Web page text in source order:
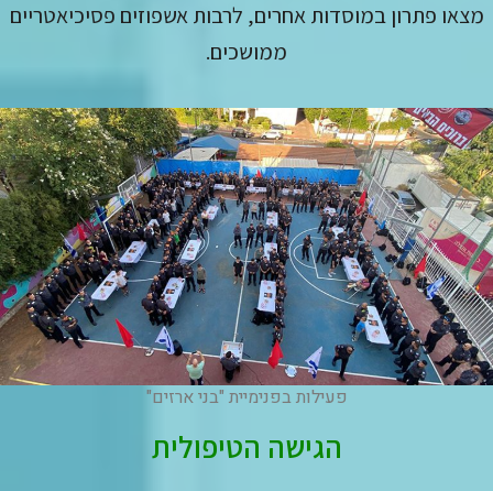
מצאו פתרון במוסדות אחרים, לרבות אשפוזים פסיכיאטריים
ממושכים.
פעילות בפנימיית "בני ארזים"
הגישה הטיפולית